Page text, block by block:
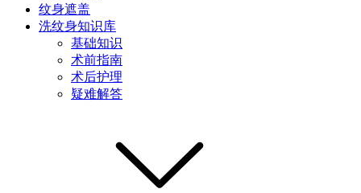
纹身遮盖
洗纹身知识库
基础知识
术前指南
术后护理
疑难解答